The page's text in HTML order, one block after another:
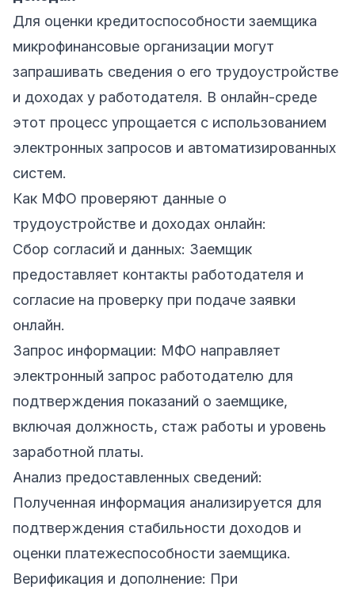
Для оценки кредитоспособности заемщика
микрофинансовые организации могут
запрашивать сведения о его трудоустройстве
и доходах у работодателя. В онлайн-среде
этот процесс упрощается с использованием
электронных запросов и автоматизированных
систем.
Как МФО проверяют данные о
трудоустройстве и доходах онлайн:
Сбор согласий и данных: Заемщик
предоставляет контакты работодателя и
согласие на проверку при подаче заявки
онлайн.
Запрос информации: МФО направляет
электронный запрос работодателю для
подтверждения показаний о заемщике,
включая должность, стаж работы и уровень
заработной платы.
Анализ предоставленных сведений:
Полученная информация анализируется для
подтверждения стабильности доходов и
оценки платежеспособности заемщика.
Верификация и дополнение: При